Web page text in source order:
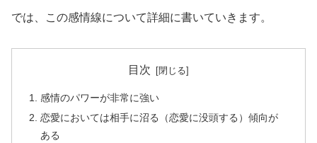
では、この感情線について詳細に書いていきます。
目次
感情のパワーが非常に強い
恋愛においては相手に沼る（恋愛に没頭する）傾向が
ある